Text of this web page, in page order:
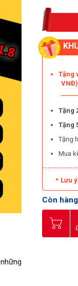
Tặng
VNĐ)
Tặng
Tặng
Tặng
Mua
Lưu
Còn hàng